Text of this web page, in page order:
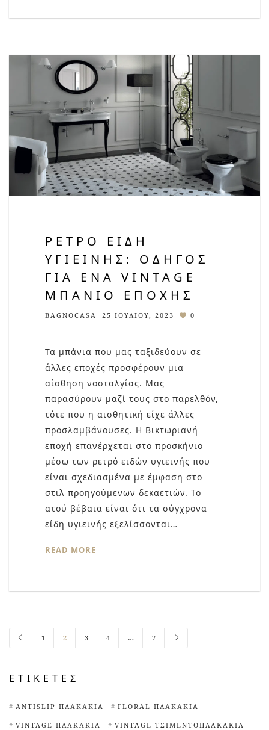
ΡΕΤΡΌ ΕΊΔΗ
ΥΓΙΕΙΝΉΣ: ΟΔΗΓΌΣ
ΓΙΑ ΈΝΑ VINTAGE
ΜΠΆΝΙΟ ΕΠΟΧΉΣ
BAGNOCASA 25 ΙΟΥΛΊΟΥ, 2023 0
Τα μπάνια που μας ταξιδεύουν σε
άλλες εποχές προσφέρουν μια
αίσθηση νοσταλγίας. Μας
παρασύρουν μαζί τους στο παρελθόν,
τότε που η αισθητική είχε άλλες
προσλαμβάνουσες. Η Βικτωριανή
εποχή επανέρχεται στο προσκήνιο
μέσω των ρετρό ειδών υγιεινής που
είναι σχεδιασμένα με έμφαση στο
στιλ προηγούμενων δεκαετιών. Το
ατού βέβαια είναι ότι τα σύγχρονα
είδη υγιεινής εξελίσσονται…
READ MORE
1 2 3 4 … 7
ΕΤΙΚΈΤΕΣ
ANTISLIP ΠΛΑΚΆΚΙΑ FLORAL ΠΛΑΚΆΚΙΑ
VINTAGE ΠΛΑΚΆΚΙΑ VINTAGE ΤΣΙΜΕΝΤΟΠΛΑΚΆΚΙΑ